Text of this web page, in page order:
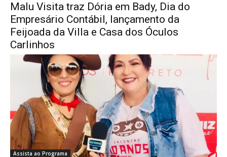
Malu Visita traz Dória em Bady, Dia do
Empresário Contábil, lançamento da
Feijoada da Villa e Casa dos Óculos
Carlinhos
Assista ao Programa